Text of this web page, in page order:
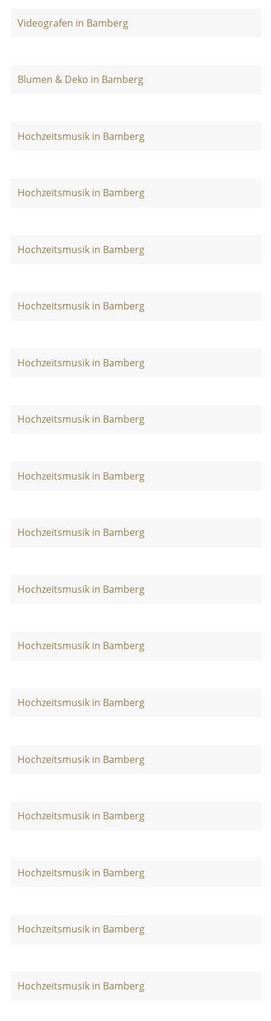
Videografen in Bamberg
Blumen & Deko in Bamberg
Hochzeitsmusik in Bamberg
Hochzeitsmusik in Bamberg
Hochzeitsmusik in Bamberg
Hochzeitsmusik in Bamberg
Hochzeitsmusik in Bamberg
Hochzeitsmusik in Bamberg
Hochzeitsmusik in Bamberg
Hochzeitsmusik in Bamberg
Hochzeitsmusik in Bamberg
Hochzeitsmusik in Bamberg
Hochzeitsmusik in Bamberg
Hochzeitsmusik in Bamberg
Hochzeitsmusik in Bamberg
Hochzeitsmusik in Bamberg
Hochzeitsmusik in Bamberg
Hochzeitsmusik in Bamberg